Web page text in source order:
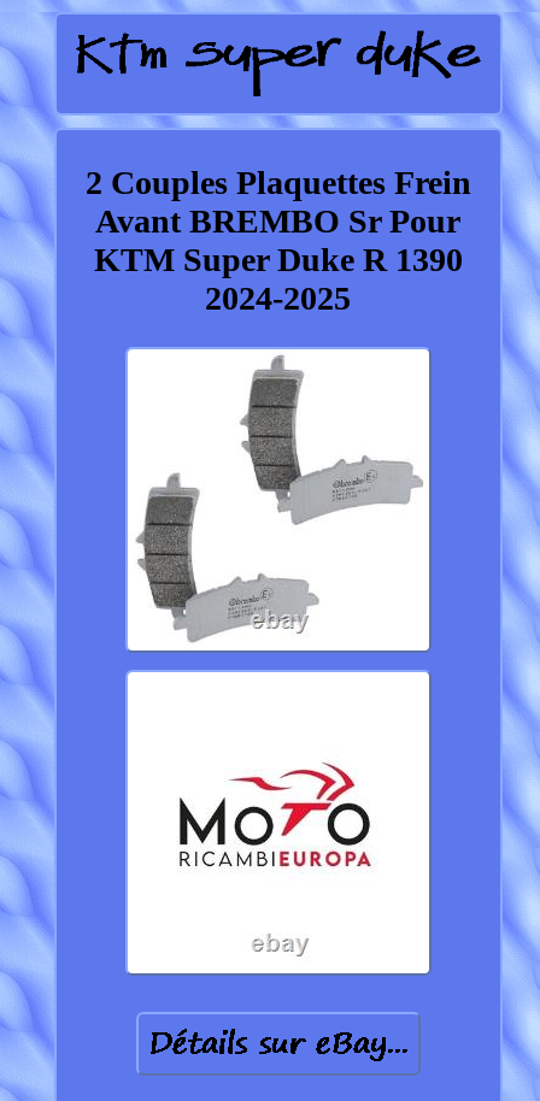
2 Couples Plaquettes Frein
Avant BREMBO Sr Pour
KTM Super Duke R 1390
2024-2025